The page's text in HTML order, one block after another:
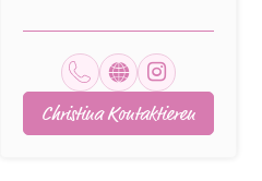
Christina Kontaktieren